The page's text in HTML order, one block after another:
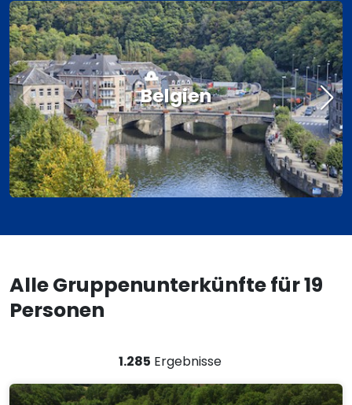
Belgien
Alle Gruppenunterkünfte für 19
Personen
1.285 Ergebnisse